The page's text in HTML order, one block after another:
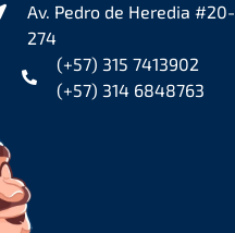
Av. Pedro de Heredia #20-
274
(+57) 315 7413902
(+57) 314 6848763